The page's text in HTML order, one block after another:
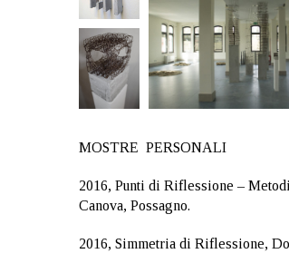
“06a.m.
2014
MOSTRE PERSONALI
2016, Punti di Riflessione –
Canova, Possagno.
2016, Simmetria di Riflessione,